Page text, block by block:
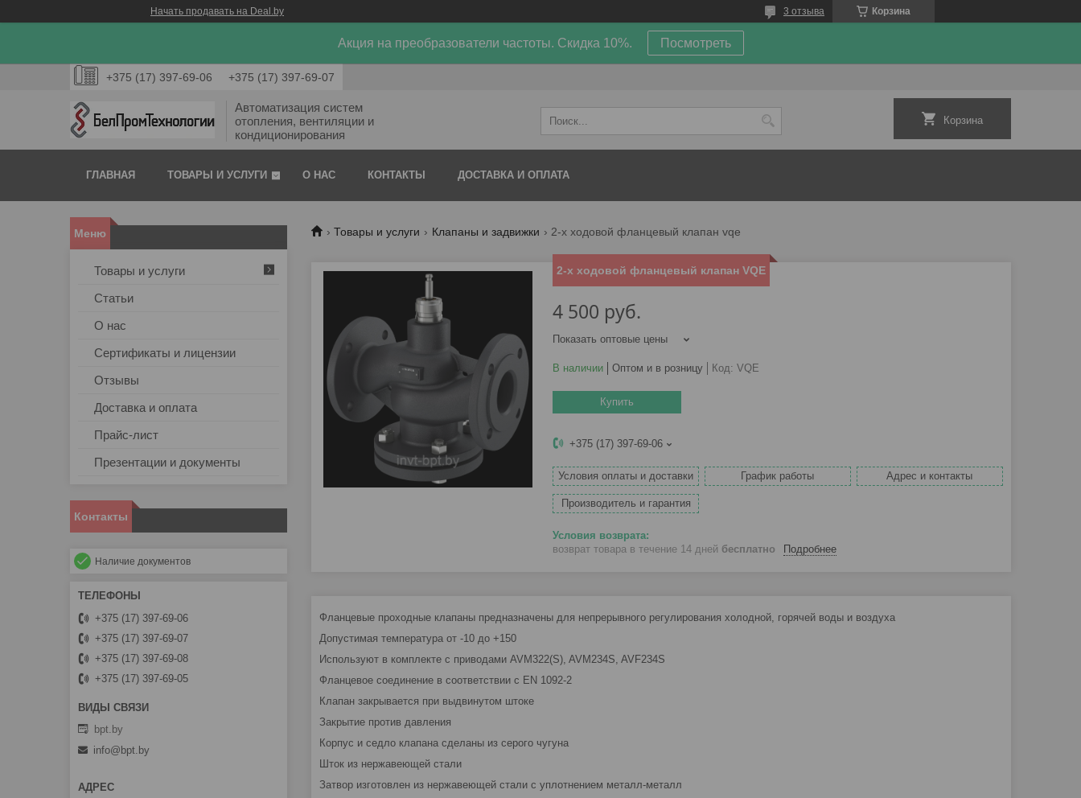
Начать продавать на Deal.by Корзина
3 отзыва
Акция на преобразователи частоты. Скидка 10%. Посмотреть
+375 (17) 397-69-06 +375 (17) 397-69-07
Автоматизация систем
отопления, вентиляции и
кондиционирования
Корзина
ГЛАВНАЯ ТОВАРЫ И УСЛУГИ О НАС КОНТАКТЫ ДОСТАВКА И ОПЛАТА
Товары и услуги Клапаны и задвижки 2-х ходовой фланцевый клапан vqe
2-х ходовой фланцевый клапан VQE
4 500 руб.
Показать оптовые цены
В наличии Оптом и в розницу Код: VQE
Купить
+375 (17) 397-69-06
Условия оплаты и доставки График работы Адрес и контакты
Производитель и гарантия
возврат товара в течение 14 дней бесплатно Подробнее
Фланцевые проходные клапаны предназначены для непрерывного регулирования холодной, горячей воды и воздуха
Допустимая температура от -10 до +150
Используют в комплекте с приводами AVM322(S), AVM234S, AVF234S
Фланцевое соединение в соответствии с EN 1092-2
Клапан закрывается при выдвинутом штоке
Закрытие против давления
Корпус и седло клапана сделаны из серого чугуна
Шток из нержавеющей стали
Затвор изготовлен из нержавеющей стали с уплотнением металл-металл
Товары и услуги
Статьи
О нас
Сертификаты и лицензии
Отзывы
Доставка и оплата
Прайс-лист
Презентации и документы
Контакты
Наличие документов
+375 (17) 397-69-06
+375 (17) 397-69-07
+375 (17) 397-69-08
+375 (17) 397-69-05
bpt.by
info@bpt.by